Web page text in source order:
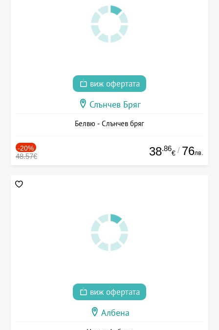
виж офертата
Слънчев Бряг
Белвю - Слънчев бряг
-20%
48.57€ 38.86
€ / 76лв.
виж офертата
Албена